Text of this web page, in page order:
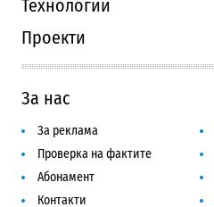
Технологии
Проекти
За нас
За реклама
Проверка на фактите
Абонамент
Контакти